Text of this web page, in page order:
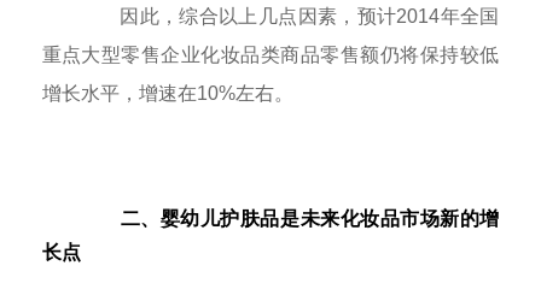
因此，综合以上几点因素，预计2014年全国
重点大型零售企业化妆品类商品零售额仍将保持较低
增长水平，增速在10%左右。
二、婴幼儿护肤品是未来化妆品市场新的增
长点